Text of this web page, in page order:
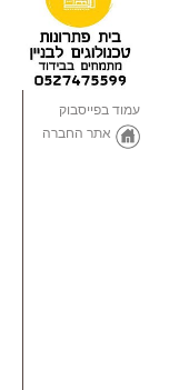
עמוד בפייסבוק
אתר החברה